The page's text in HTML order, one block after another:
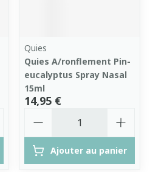
Quies
Quies A/ronflement Pin-
eucalyptus Spray Nasal
15ml
14,95 €
Ajouter au panier